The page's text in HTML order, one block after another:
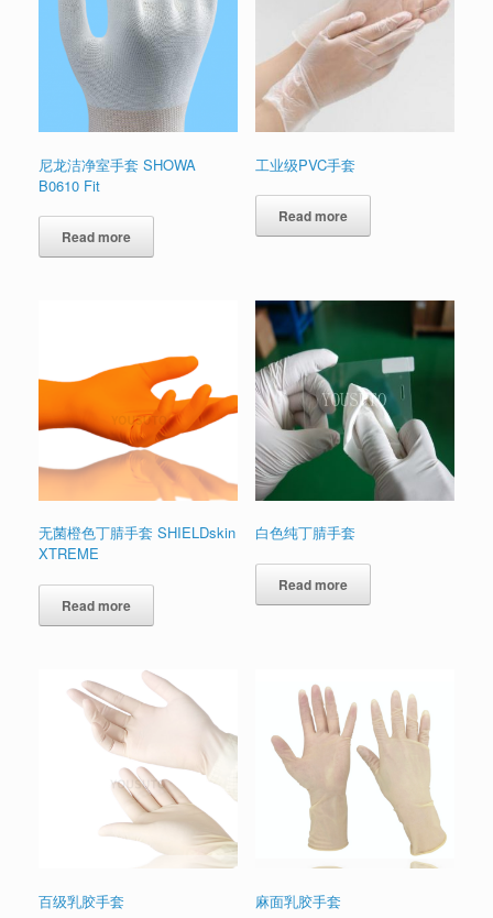
尼龙洁净室手套 SHOWA
B0610 Fit
Read more
工业级PVC手套
Read more
无菌橙色丁腈手套 SHIELDskin
XTREME
Read more
白色纯丁腈手套
Read more
百级乳胶手套 麻面乳胶手套